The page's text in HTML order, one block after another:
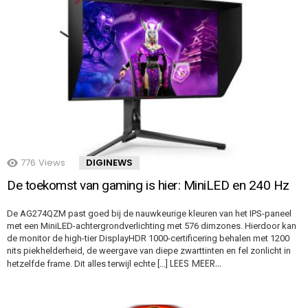
776 Views DIGINEWS
De toekomst van gaming is hier: MiniLED en 240 Hz
De AG274QZM past goed bij de nauwkeurige kleuren van het IPS-paneel
met een MiniLED-achtergrondverlichting met 576 dimzones. Hierdoor kan
de monitor de high-tier DisplayHDR 1000-certificering behalen met 1200
nits piekhelderheid, de weergave van diepe zwarttinten en fel zonlicht in
hetzelfde frame. Dit alles terwijl echte […] LEES MEER…